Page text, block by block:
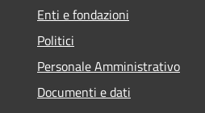
Enti e fondazioni
Politici
Personale Amministrativo
Documenti e dati